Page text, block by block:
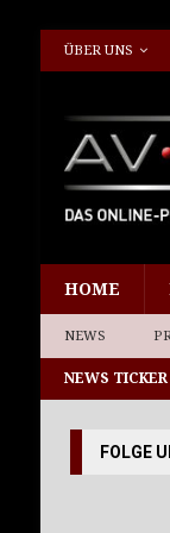
ÜBER UNS
HOME
NEWS
NEWS TICKER
FOLGE